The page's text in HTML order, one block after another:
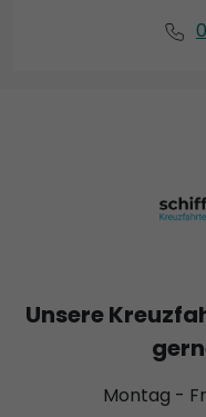
Unsere
Montag -